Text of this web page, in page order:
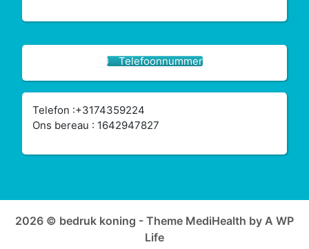
Telefoonnummer
Telefon :+3174359224
Ons bereau : 1642947827
2026 © bedruk koning - Theme MediHealth by A WP
Life